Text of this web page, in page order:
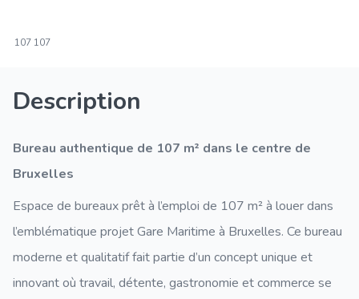
107 107
Description
Bureau authentique de 107 m² dans le centre de
Bruxelles
Espace de bureaux prêt à l’emploi de 107 m² à louer dans
l’emblématique projet Gare Maritime à Bruxelles. Ce bureau
moderne et qualitatif fait partie d’un concept unique et
innovant où travail, détente, gastronomie et commerce se